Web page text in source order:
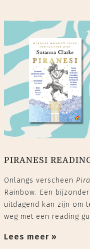
PIRANESI
Onlangs verscheen
Rainbow. Een
uitdagend kan zijn om
weg met een reading
Lees meer »